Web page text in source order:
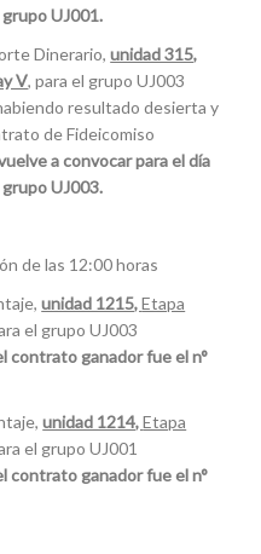
UJ001.
Dinerario,unidad 315,
V, para el grupo UJ003
resultado desierta y
de Fideicomiso
a convocar para el día
UJ003.
de las 12:00 horas
unidad 1215,Etapa
el grupo UJ003
contrato ganador fue el n°
unidad 1214,Etapa
el grupo UJ001
contrato ganador fue el n°